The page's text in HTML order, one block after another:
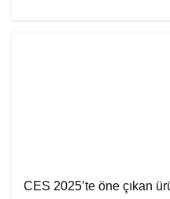
CES 2025’te öne çıkan